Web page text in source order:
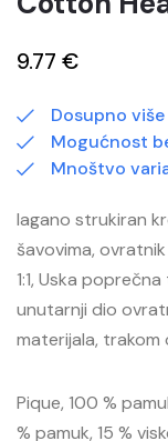
9.77 €
Dosupno
Mogućnost
Mnoštvo
lagano strukiran
šavovima,
1:1, Uska
unutarnji dio
materijala, trakom
Pique, 100 %
% pamuk, 15 %